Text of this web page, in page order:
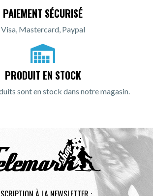
PAIEMENT SÉCURISÉ
Visa, Mastercard, Paypal
PRODUIT EN STOCK
sont en stock dans notre magasin.